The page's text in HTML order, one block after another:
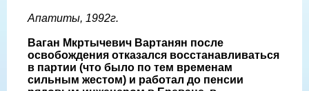
Апатиты, 1992г.
Ваган Мкртычевич Вартанян после
освобождения отказался восстанавливаться
в партии (что было по тем временам
сильным жестом) и работал до пенсии